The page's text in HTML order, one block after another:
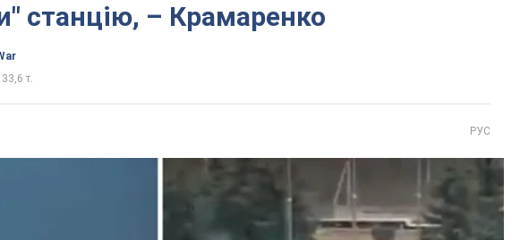
станцію, – Крамаренко
33,6 т.
РУС